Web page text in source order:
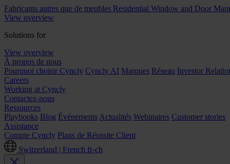
Fabricants autres que de meubles Residential Window and Door
View overview
Solutions for
View overview
À propos de nous
Pourquoi choisir Cyncly Cyncly AI Marques Réseau Investor
Careers
Working at Cyncly
Contactez-nous
Ressources
Playbooks Blog Événements Actualités Webinaires Customer stories
Assistance
Compte Cyncly Plans de Réussite Client
Switzerland | French fr-ch